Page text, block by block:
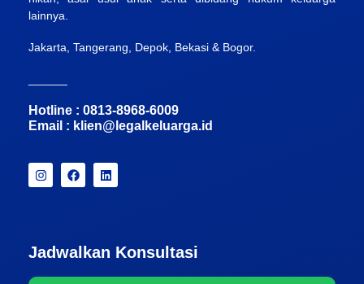
lainnya.
Jakarta, Tangerang, Depok, Bekasi & Bogor.
Hotline : 0813-8968-6009
Email : klien@legalkeluarga.id
Jadwalkan Konsultasi